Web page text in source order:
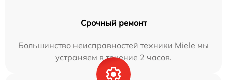
Срочный ремонт
Большинство неисправностей техники Miele мы
устраняем в течение 2 часов.